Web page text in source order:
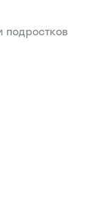
подростков